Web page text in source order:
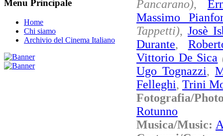
Menu Principale
Home
Chi siamo
Archivio del Cinema Italiano
Pancarano),
Massimo
Tappetti), Josè
Durante,
Vittorio De Sica
Ugo Tognazzi,
Felleghi, Trini
Fotografia/
Rotunno
Musica/Music: